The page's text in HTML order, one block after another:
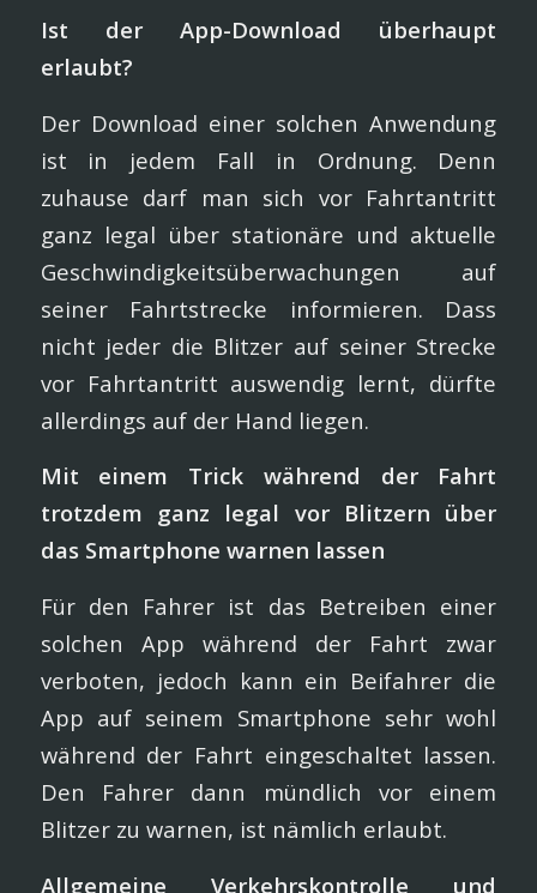
Ist der App-Download überhaupt
erlaubt?
Der Download einer solchen Anwendung
ist in jedem Fall in Ordnung. Denn
zuhause darf man sich vor Fahrtantritt
ganz legal über stationäre und aktuelle
Geschwindigkeitsüberwachungen auf
seiner Fahrtstrecke informieren. Dass
nicht jeder die Blitzer auf seiner Strecke
vor Fahrtantritt auswendig lernt, dürfte
allerdings auf der Hand liegen.
Mit einem Trick während der Fahrt
trotzdem ganz legal vor Blitzern über
das Smartphone warnen lassen
Für den Fahrer ist das Betreiben einer
solchen App während der Fahrt zwar
verboten, jedoch kann ein Beifahrer die
App auf seinem Smartphone sehr wohl
während der Fahrt eingeschaltet lassen.
Den Fahrer dann mündlich vor einem
Blitzer zu warnen, ist nämlich erlaubt.
Allgemeine Verkehrskontrolle und